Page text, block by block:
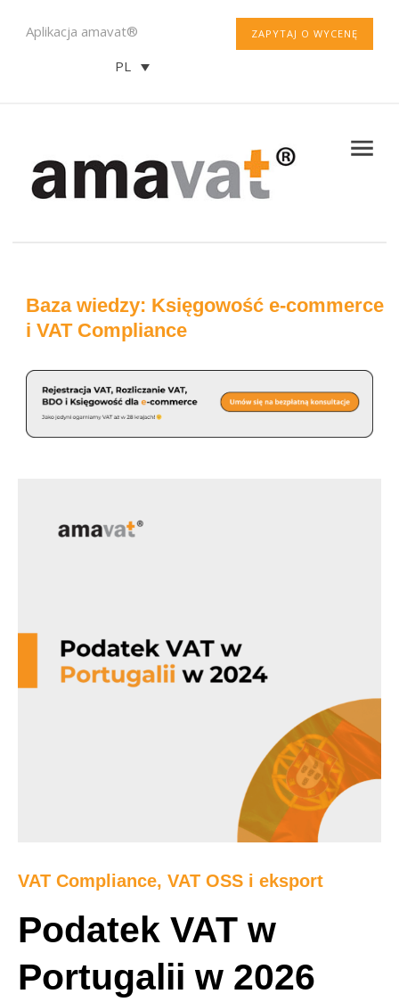
ZAPYTAJ O WYCENĘ
Aplikacja amavat®
PL
Baza wiedzy: Księgowość e-commerce
i VAT Compliance
VAT Compliance, VAT OSS i eksport
Podatek VAT w
Portugalii w 2026